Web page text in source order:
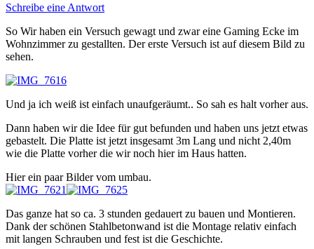
Schreibe eine Antwort
So Wir haben ein Versuch gewagt und zwar eine Gaming Ecke im
Wohnzimmer zu gestallten. Der erste Versuch ist auf diesem Bild zu
sehen.
Und ja ich weiß ist einfach unaufgeräumt.. So sah es halt vorher aus.
Dann haben wir die Idee für gut befunden und haben uns jetzt etwas
gebastelt. Die Platte ist jetzt insgesamt 3m Lang und nicht 2,40m
wie die Platte vorher die wir noch hier im Haus hatten.
Hier ein paar Bilder vom umbau.
Das ganze hat so ca. 3 stunden gedauert zu bauen und Montieren.
Dank der schönen Stahlbetonwand ist die Montage relativ einfach
mit langen Schrauben und fest ist die Geschichte.